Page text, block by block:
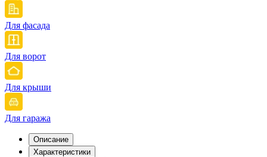
Для фасада
Для ворот
Для крыши
Для гаража
Описание
Характеристики